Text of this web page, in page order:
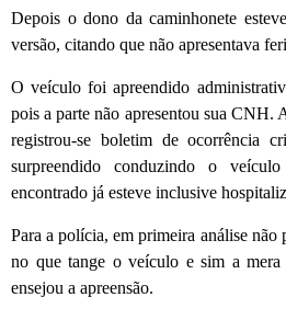
Depois o dono da caminhonete
versão, citando que não apresentava
O veículo foi apreendido
pois a parte não apresentou sua CNH.
registrou-se boletim de ocorrência
surpreendido conduzindo o
encontrado já esteve inclusive
Para a polícia, em primeira análise não
no que tange o veículo e sim a mera
ensejou a apreensão.